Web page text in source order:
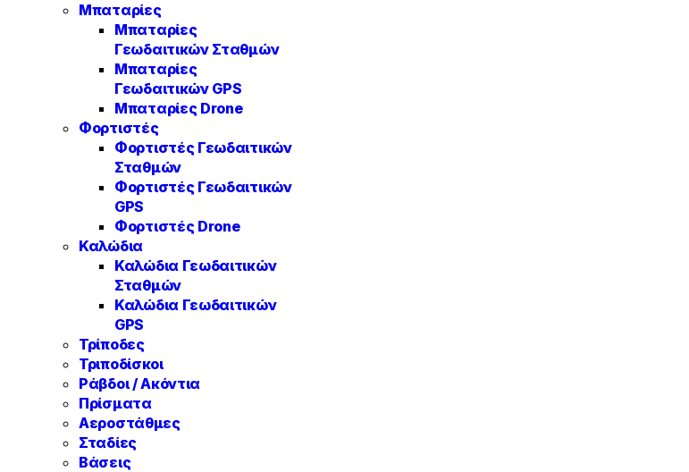
Μπαταρίες
Μπαταρίες
Γεωδαιτικών Σταθμών
Μπαταρίες
Γεωδαιτικών GPS
Μπαταρίες Drone
Φορτιστές
Φορτιστές Γεωδαιτικών
Σταθμών
Φορτιστές Γεωδαιτικών
GPS
Φορτιστές Drone
Καλώδια
Καλώδια Γεωδαιτικών
Σταθμών
Καλώδια Γεωδαιτικών
GPS
Τρίποδες
Τριποδίσκοι
Ράβδοι / Ακόντια
Πρίσματα
Αεροστάθμες
Σταδίες
Βάσεις